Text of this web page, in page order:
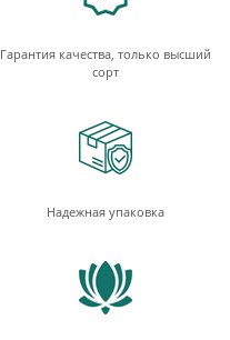
Гарантия качества, только высший
сорт
Надежная упаковка